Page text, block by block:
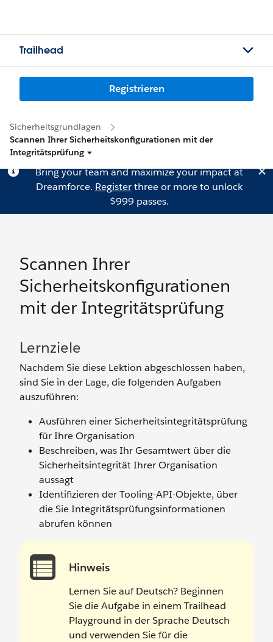
Trailhead
Registrieren
Sicherheitsgrundlagen
Scannen Ihrer Sicherheitskonfigurationen mit der
Integritätsprüfung
Bring your team and maximize your impact at
Dreamforce. Registerthree or more to unlock
$999 passes.
Scannen Ihrer
Sicherheitskonfigurationen
mit der Integritätsprüfung
Lernziele
Nachdem Sie diese Lektion abgeschlossen haben,
sind Sie in der Lage, die folgenden Aufgaben
auszuführen:
Ausführen einer Sicherheitsintegritätsprüfung
für Ihre Organisation
Beschreiben, was Ihr Gesamtwert über die
Sicherheitsintegrität Ihrer Organisation
aussagt
Identifizieren der Tooling-API-Objekte, über
die Sie Integritätsprüfungsinformationen
abrufen können
Hinweis
Lernen Sie auf Deutsch? Beginnen
Sie die Aufgabe in einem Trailhead
Playground in der Sprache Deutsch
und verwenden Sie für die